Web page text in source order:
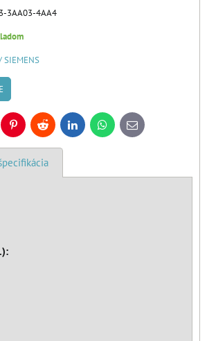
3AA03-4AA4
SIEMENS
PinterestReddit LinkedInWhatsApp
E-
mail